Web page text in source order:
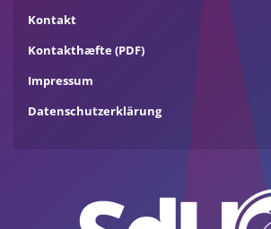
Kontakt
Kontakthæfte (PDF)
Impressum
Datenschutzerklärung